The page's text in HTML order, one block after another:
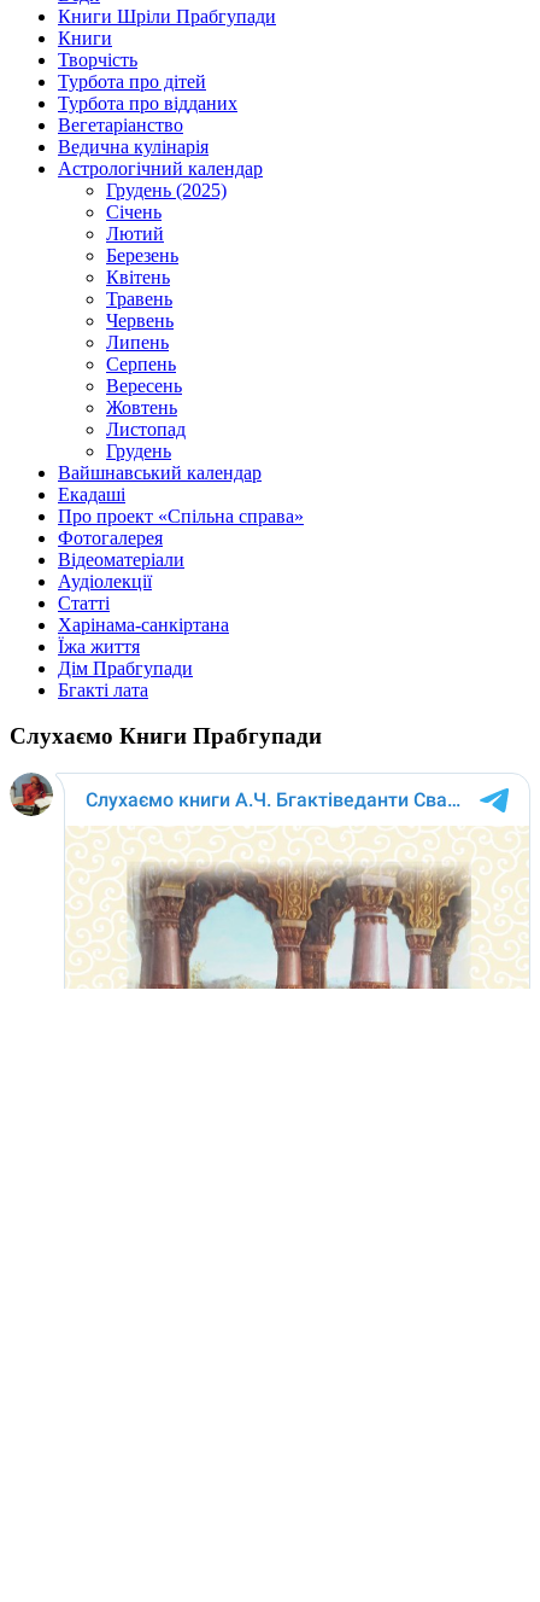
Книги Шріли Прабгупади
Книги
Творчість
Турбота про дітей
Турбота про відданих
Вегетаріанство
Ведична кулінарія
Астрологічний календар
Грудень (2025)
Січень
Лютий
Березень
Квітень
Травень
Червень
Липень
Серпень
Вересень
Жовтень
Листопад
Грудень
Вайшнавський календар
Екадаші
Про проект «Спільна справа»
Фотогалерея
Відеоматеріали
Аудіолекції
Статті
Харінама-санкіртана
Їжа життя
Дім Прабгупади
Бгакті лата
Слухаємо Книги Прабгупади